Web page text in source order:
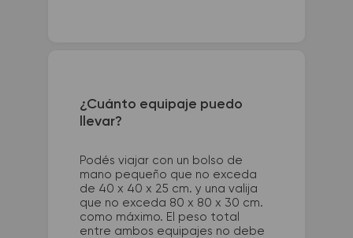
¿Cuánto equipaje puedo
llevar?
Podés viajar con un bolso de
mano pequeño que no exceda
de 40 x 40 x 25 cm. y una valija
que no exceda 80 x 80 x 30 cm.
como máximo. El peso total
entre ambos equipajes no debe